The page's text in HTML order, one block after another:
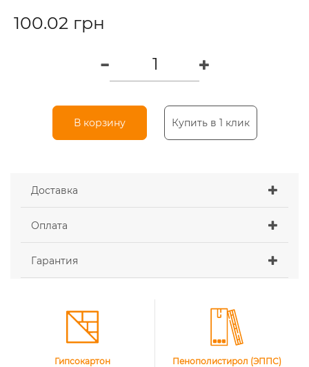
100.02 грн
В корзину Купить в 1 клик
Доставка
Оплата
Гарантия
Гипсокартон Пенополистирол (ЭППС)